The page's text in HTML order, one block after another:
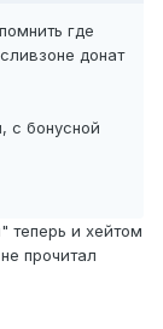
где
донат
с бонусной
теперь и хейтом
прочитал